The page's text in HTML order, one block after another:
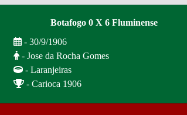
Botafogo 0 X 6 Fluminense
- 30/9/1906
- Jose da Rocha Gomes
- Laranjeiras
- Carioca 1906